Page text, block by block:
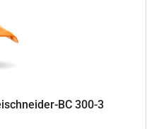
BC 300-3